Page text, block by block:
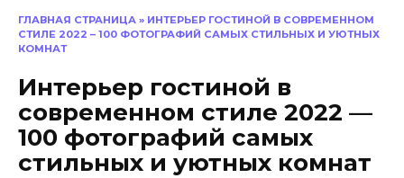
ГЛАВНАЯ СТРАНИЦА » ИНТЕРЬЕР ГОСТИНОЙ В СОВРЕМЕННОМ
СТИЛЕ 2022 – 100 ФОТОГРАФИЙ САМЫХ СТИЛЬНЫХ И УЮТНЫХ
КОМНАТ
Интерьер гостиной в
современном стиле 2022 —
100 фотографий самых
стильных и уютных комнат